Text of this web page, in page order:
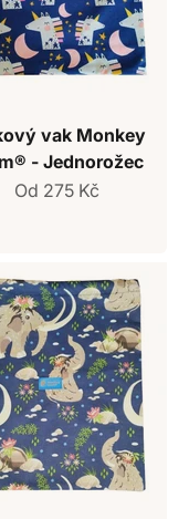
vak Monkey
- Jednorožec
Prodejní cena
Od 275 Kč